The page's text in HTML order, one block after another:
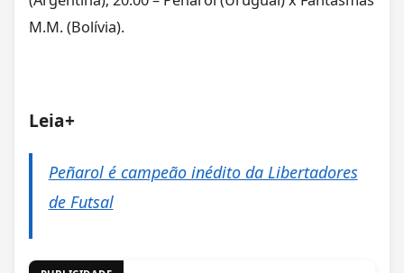
M.M. (Bolívia).
Leia+
Peñarol é campeão inédito da Libertadores
de Futsal